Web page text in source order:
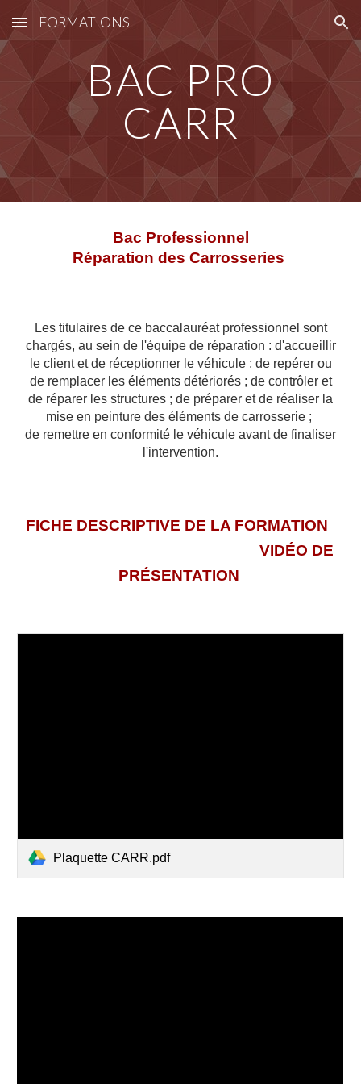
Skip to main content Skip to navigation
FORMATIONS
BAC PRO
CARR
Bac Professionnel
Réparation des Carrosseries
Les titulaires de ce baccalauréat professionnel sont
chargés, au sein de l'équipe de réparation : d'accueillir
le client et de réceptionner le véhicule ; de repérer ou
de remplacer les éléments détériorés ; de contrôler et
de réparer les structures ; de préparer et de réaliser la
mise en peinture des éléments de carrosserie ;
de remettre en conformité le véhicule avant de finaliser
l'intervention.
FICHE DESCRIPTIVE DE LA FORMATION
VIDÉO DE
PRÉSENTATION
Plaquette CARR.pdf